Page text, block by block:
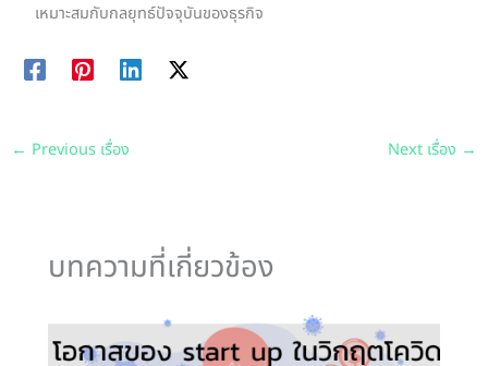
เหมาะสมกับกลยุทธ์ปัจจุบันของธุรกิจ
← Previous เรื่อง Next เรื่อง →
บทความที่เกี่ยวข้อง